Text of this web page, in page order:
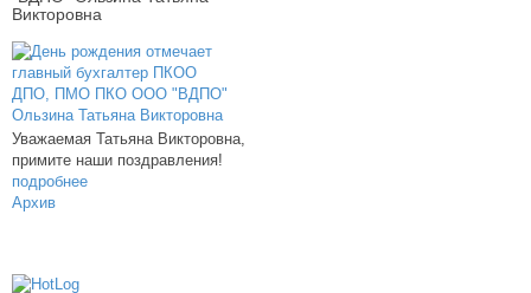
Викторовна
Уважаемая Татьяна Викторовна,
примите наши поздравления!
подробнее
Архив